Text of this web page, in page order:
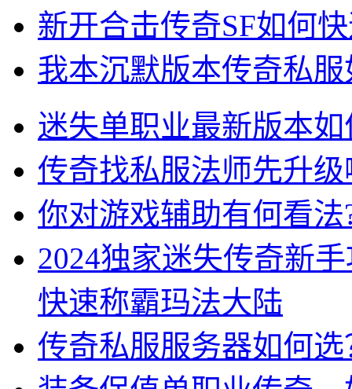
新开合击传奇SF如何
我本沉默版本传奇私
迷失单职业最新版本
传奇找私服法师先升
你对游戏辅助有何看法
2024独家迷失传奇新
快速称霸玛法大陆
传奇私服服务器如何